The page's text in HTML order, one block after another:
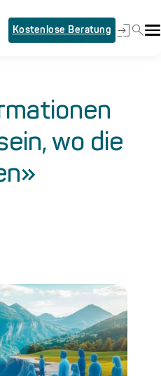
Kostenlose Beratung
wo die